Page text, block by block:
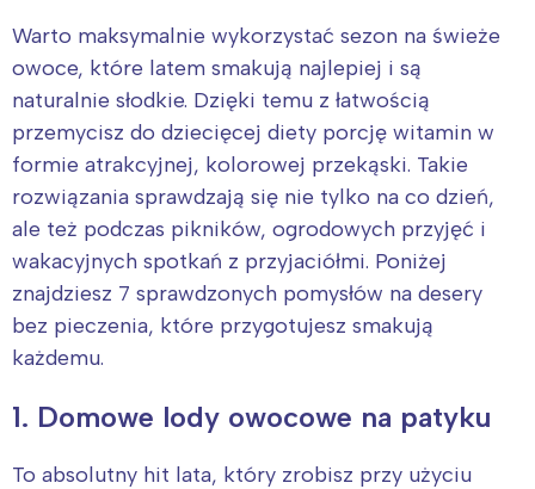
Warto maksymalnie wykorzystać sezon na świeże
owoce, które latem smakują najlepiej i są
naturalnie słodkie. Dzięki temu z łatwością
przemycisz do dziecięcej diety porcję witamin w
formie atrakcyjnej, kolorowej przekąski. Takie
rozwiązania sprawdzają się nie tylko na co dzień,
ale też podczas pikników, ogrodowych przyjęć i
wakacyjnych spotkań z przyjaciółmi. Poniżej
znajdziesz 7 sprawdzonych pomysłów na desery
bez pieczenia, które przygotujesz smakują
każdemu.
1. Domowe lody owocowe na patyku
To absolutny hit lata, który zrobisz przy użyciu